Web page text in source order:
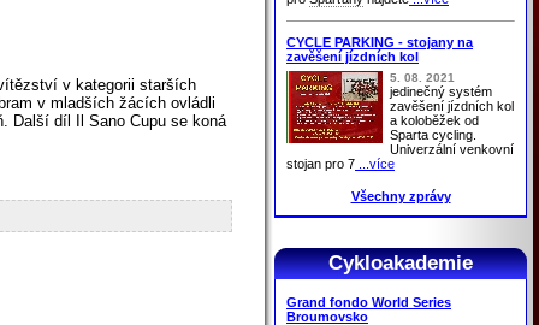
v kategorii starších
v mladších žácích ovládli
Další díl Il Sano Cupu se koná
CYCLE PARKING - stojany na
zavěšení jízdních kol
5. 08. 2021
jedinečný systém
zavěšení jízdních kol
a koloběžek od
Sparta cycling.
Univerzální venkovní
stojan pro 7 ...více
Všechny zprávy
Cykloakademie
Grand fondo World Series
Broumovsko